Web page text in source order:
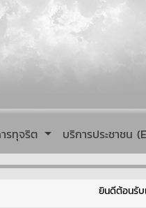
รทุจริต บริการประชาชน
ยินดีต้อนรับเข้าสู่